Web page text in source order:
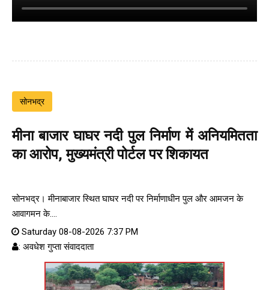
सोनभद्र
मीना बाजार घाघर नदी पुल निर्माण में अनियमितता
का आरोप, मुख्यमंत्री पोर्टल पर शिकायत
सोनभद्र। मीनाबाजार स्थित घाघर नदी पर निर्माणाधीन पुल और आमजन के
आवागमन के....
Saturday 08-08-2026 7:37 PM
: अवधेश गुप्ता संवाददाता